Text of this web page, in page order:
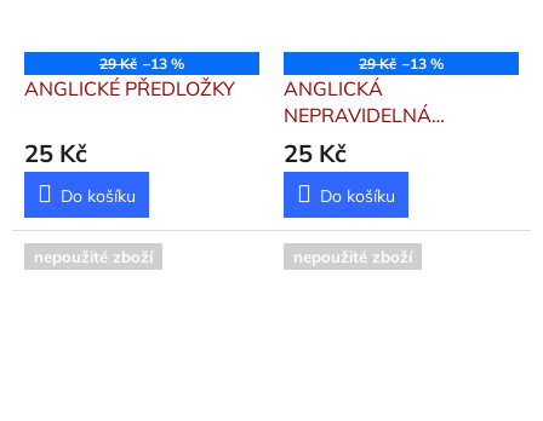
29 Kč –13 %
ANGLICKÉ PŘEDLOŽKY
25 Kč
Do košíku
29 Kč –13 %
ANGLICKÁ
NEPRAVIDELNÁ
SLOVESA
25 Kč
Do košíku
nepoužité zboží nepoužité zboží